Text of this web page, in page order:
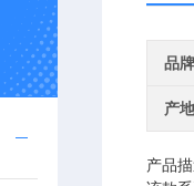
品牌
产
产品